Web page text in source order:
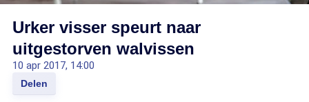
Urker visser speurt naar
uitgestorven walvissen
10 apr 2017, 14:00
Delen